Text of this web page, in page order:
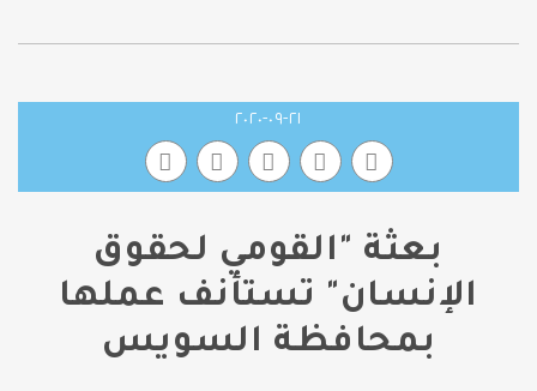
٢١-٠٩-٢٠٢٠
بعثة "القومي لحقوق
الإنسان" تستأنف عملها
بمحافظة السويس